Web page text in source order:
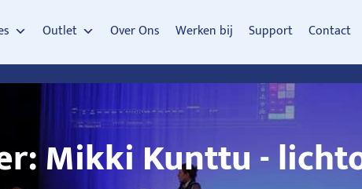
Outlet Over Ons Werken bij Support Contact
Mikki Kunttu -